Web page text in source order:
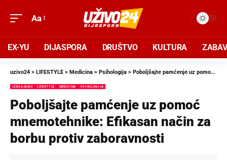
Aa
EX-YU DIJASPORA DRUŠTVO KULTURA
uzivo24 > LIFESTYLE > Medicina > Psihologija > Poboljšajte pamćenje uz pomoć mnemotehnike: Efikasan način za borbu protiv zaboravnosti
IZDVAJAMO LIFESTYLE MEDICINA PSIHOLOGIJA
Poboljšajte pamćenje uz pomoć
mnemotehnike: Efikasan način za
borbu protiv zaboravnosti